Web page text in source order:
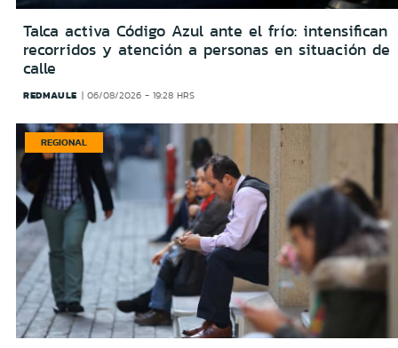
Talca activa Código Azul ante el frío: intensifican
recorridos y atención a personas en situación de
calle
REDMAULE 06/08/2026 - 19:28 HRS
REGIONAL